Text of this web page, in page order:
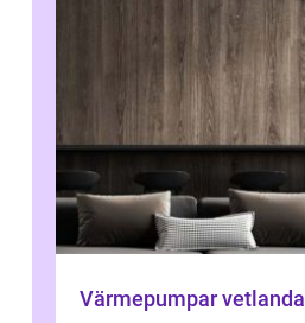
Värmepumpar vetlanda